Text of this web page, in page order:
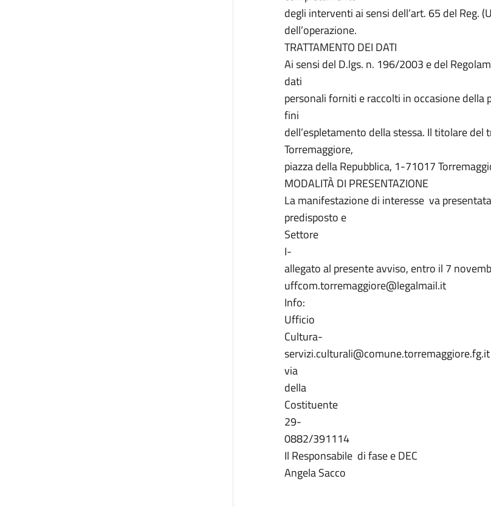
degli interventi ai sensi dell’art. 65 del Reg.
dell’operazione.
TRATTAMENTO DEI DATI
Ai sensi del D.lgs. n. 196/2003 e del
dati
personali forniti e raccolti in occasione
fini
dell’espletamento della stessa. Il titolare
Torremaggiore,
piazza della Repubblica, 1-71017
MODALITÀ DI PRESENTAZIONE
La manifestazione di interesse va
predisposto e
Settore
I-
allegato al presente avviso, entro il 7
uffcom.torremaggiore@legalmail.it
Info:
Ufficio
Cultura-
servizi.culturali@comune.torremaggiore.fg.it
via
della
Costituente
29-
0882/391114
Il Responsabile di fase e DEC
Angela Sacco